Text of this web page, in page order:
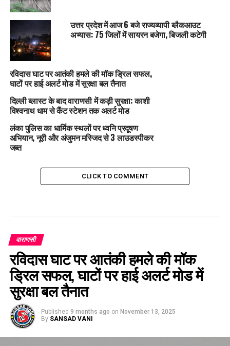
उत्तर प्रदेश में आज 6 बजे राज्यव्यापी ब्लैकआउट
अभ्यास: 75 जिलों में सायरन बजेगा, बिजली कटेगी
रविदास घाट पर आतंकी हमले की मॉक ड्रिल सफल,
घाटों पर हाई अलर्ट मोड में सुरक्षा बल तैनात
दिल्ली ब्लास्ट के बाद वाराणसी में कड़ी सुरक्षा: काशी
विश्वनाथ धाम से कैंट स्टेशन तक अलर्ट मोड
लंका पुलिस का धार्मिक स्थलों पर ध्वनि प्रदूषण
अभियान, नूरी और अंजुमन मस्जिद से 3 लाउडस्पीकर
जब्त
CLICK TO COMMENT
वाराणसी
रविदास घाट पर आतंकी हमले की मॉक
ड्रिल सफल, घाटों पर हाई अलर्ट मोड में
सुरक्षा बल तैनात
Published 9 months ago on November 13, 2025
By SANSAD VANI